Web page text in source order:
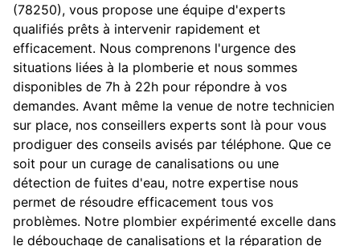
(78250), vous propose une équipe d'experts
qualifiés prêts à intervenir rapidement et
efficacement. Nous comprenons l'urgence des
situations liées à la plomberie et nous sommes
disponibles de 7h à 22h pour répondre à vos
demandes. Avant même la venue de notre technicien
sur place, nos conseillers experts sont là pour vous
prodiguer des conseils avisés par téléphone. Que ce
soit pour un curage de canalisations ou une
détection de fuites d'eau, notre expertise nous
permet de résoudre efficacement tous vos
problèmes. Notre plombier expérimenté excelle dans
le débouchage de canalisations et la réparation de